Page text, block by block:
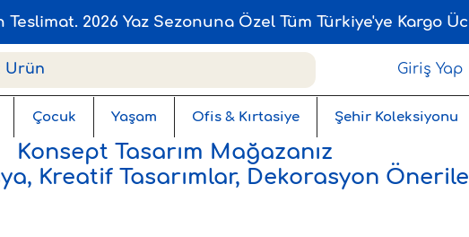
Teslimat. 2026 Yaz Sezonuna Özel Tüm Türkiye'ye Kargo
Giriş Yap
Çocuk Yaşam Ofis & Kırtasiye Şehir Koleksiyonu
Konsept Tasarım Mağazanız
Kreatif Tasarımlar, Dekorasyon